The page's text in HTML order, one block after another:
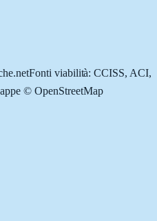
Fonti viabilità: CCISS, ACI,
© OpenStreetMap